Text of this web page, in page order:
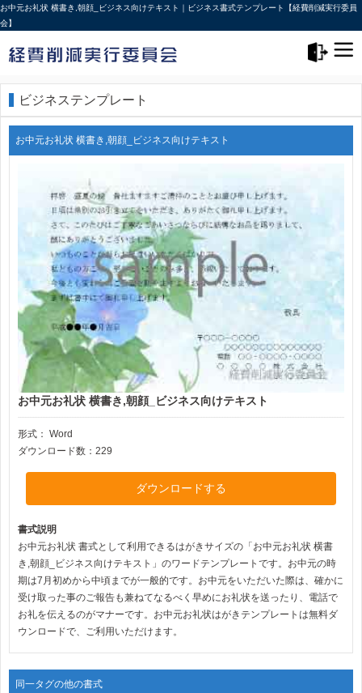
お中元お礼状 横書き,朝顔_ビジネス向けテキスト｜ビジネス書式テンプレート【経費削減実行委員
会】
ビジネステンプレート
お中元お礼状 横書き,朝顔_ビジネス向けテキスト
お中元お礼状 横書き,朝顔_ビジネス向けテキスト
形式： Word
ダウンロード数：229
ダウンロードする
書式説明
お中元お礼状 書式として利用できるはがきサイズの「お中元お礼状 横書
き,朝顔_ビジネス向けテキスト」のワードテンプレートです。お中元の時
期は7月初めから中頃までが一般的です。お中元をいただいた際は、確かに
受け取った事のご報告も兼ねてなるべく早めにお礼状を送ったり、電話で
お礼を伝えるのがマナーです。お中元お礼状はがきテンプレートは無料ダ
ウンロードで、ご利用いただけます。
同一タグの他の書式